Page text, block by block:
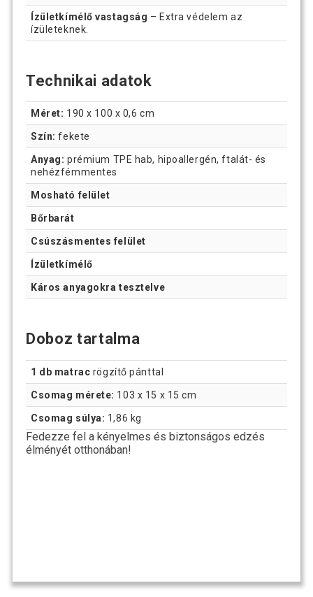
Ízületkímélő vastagság – Extra védelem az
ízületeknek.
Technikai adatok
Méret: 190 x 100 x 0,6 cm
Szín: fekete
Anyag: prémium TPE hab, hipoallergén, ftalát- és
nehézfémmentes
Mosható felület
Bőrbarát
Csúszásmentes felület
Ízületkímélő
Káros anyagokra tesztelve
Doboz tartalma
1 db matrac rögzítő pánttal
Csomag mérete: 103 x 15 x 15 cm
Csomag súlya: 1,86 kg
Fedezze fel a kényelmes és biztonságos edzés
élményét otthonában!